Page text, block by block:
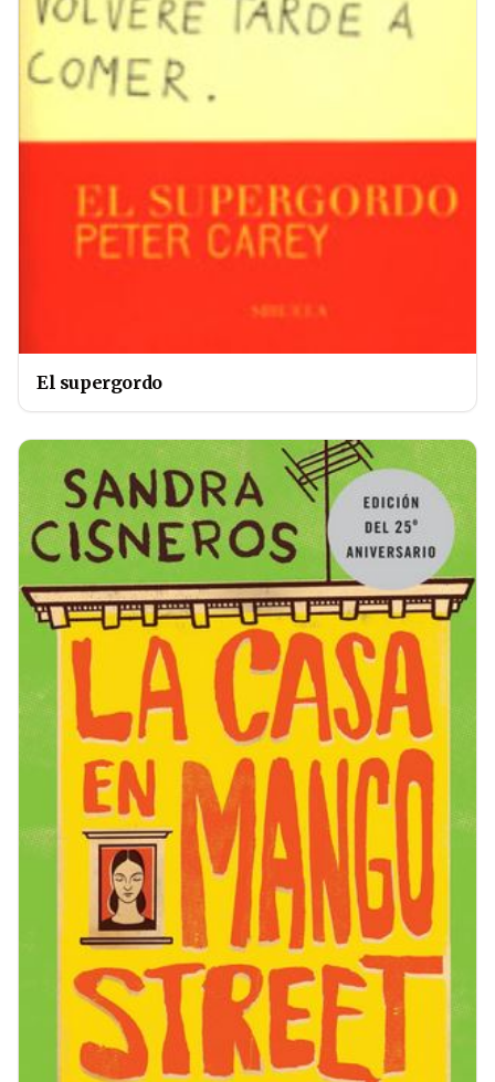
El supergordo